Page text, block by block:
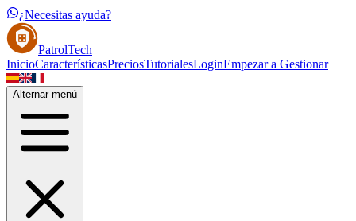
¿Necesitas ayuda?
PatrolTech
InicioCaracterísticasPreciosTutorialesLoginEmpezar a Gestionar
Alternar menú